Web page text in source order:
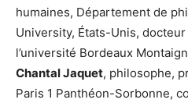
humaines, Département de
University, États-Unis, docteur
l’université Bordeaux
Chantal Jaquet, philosophe,
Paris 1 Panthéon-Sorbonne,